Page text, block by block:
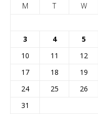
M
T W
3
4 5
10
11 12
17
18 19
24
25 26
31